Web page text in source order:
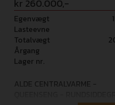
kr 260.000,-
Egenvægt
Lasteevne
Totalvægt
Årgang
Lager nr.
ALDE CENTRALVARME -